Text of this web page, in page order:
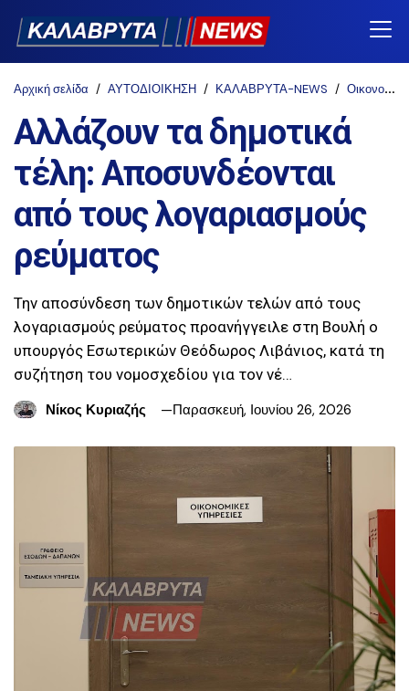
Αρχική σελίδα ΑΥΤΟΔΙΟΙΚΗΣΗ ΚΑΛΑΒΡΥΤΑ-NEWS Οικονομία
Aλλάζουν τα δημοτικά
τέλη: Αποσυνδέονται
από τους λογαριασμούς
ρεύματος
Την αποσύνδεση των δημοτικών τελών από τους
λογαριασμούς ρεύματος προανήγγειλε στη Βουλή ο
υπουργός Εσωτερικών Θεόδωρος Λιβάνιος, κατά τη
συζήτηση του νομοσχεδίου για τον νέ…
Νίκος Κυριαζής
Παρασκευή, Ιουνίου 26, 2026